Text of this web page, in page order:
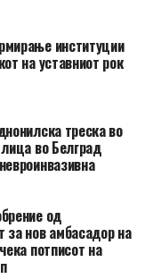
институции
на уставниот рок
треска во
во Белград
од
за нов амбасадор на
потписот на